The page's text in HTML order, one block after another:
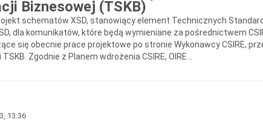
Biznesowej (TSKB)
schematów XSD, stanowiący element Technicznych
dla komunikatów, które będą wymieniane za pośrednictwem
się obecnie prace projektowe po stronie Wykonawcy CSIRE,
Zgodnie z Planem wdrożenia CSIRE, OIRE...
13:36